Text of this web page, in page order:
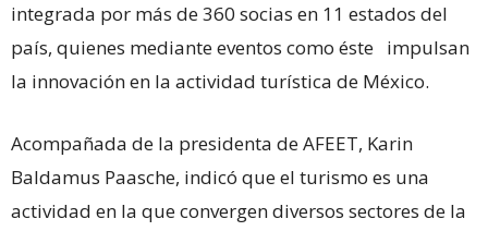
integrada por más de 360 socias en 11 estados del
país, quienes mediante eventos como éste impulsan
la innovación en la actividad turística de México.
Acompañada de la presidenta de AFEET, Karin
Baldamus Paasche, indicó que el turismo es una
actividad en la que convergen diversos sectores de la